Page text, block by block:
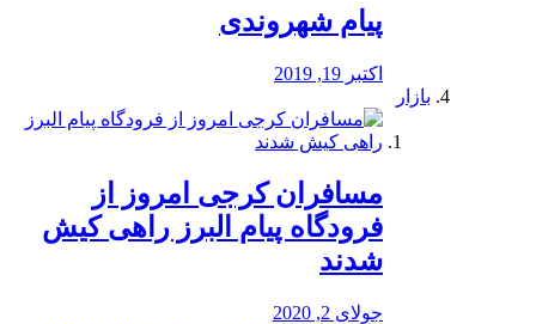
پیام شهروندی
اکتبر 19, 2019
بازار
مسافران کرجی امروز از
فرودگاه پیام البرز راهی کیش
شدند
جولای 2, 2020